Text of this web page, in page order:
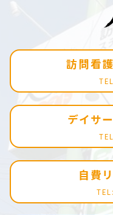
訪問看
デイサ
自費